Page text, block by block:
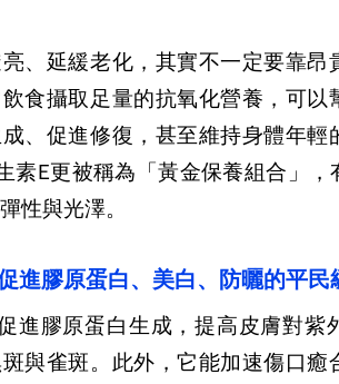
、延緩老化，其實不一定要靠昂
食攝取足量的抗氧化營養，可以
、促進修復，甚至維持身體年輕
素E更被稱為「黃金保養組合」
性與光澤。
進膠原蛋白、美白、防曬的平民
進膠原蛋白生成，提高皮膚對紫
與雀斑。此外，它能加速傷口癒